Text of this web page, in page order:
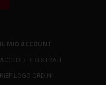
IL MIO ACCOUNT
ACCEDI / REGISTRATI
RIEPILOGO ORDINI